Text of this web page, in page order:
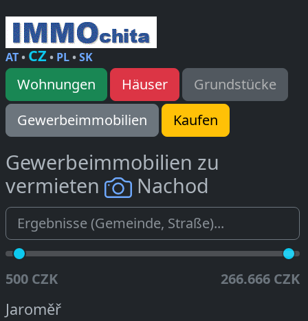
AT• CZ • PL•SK
Wohnungen Häuser
Grundstücke
Gewerbeimmobilien
Kaufen
Gewerbeimmobilien zu
vermieten
Nachod
500 CZK 266.666 CZK
Jaroměř